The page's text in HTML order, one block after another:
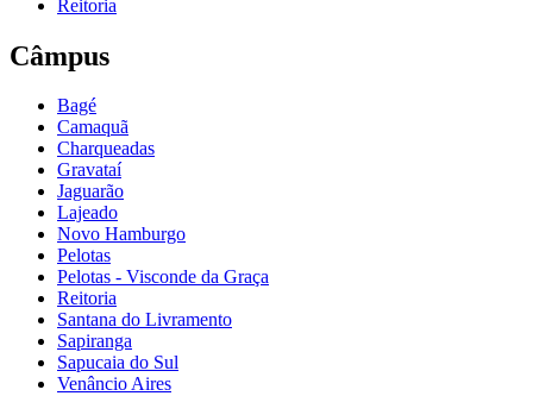
Reitoria
Câmpus
Bagé
Camaquã
Charqueadas
Gravataí
Jaguarão
Lajeado
Novo Hamburgo
Pelotas
Pelotas - Visconde da Graça
Reitoria
Santana do Livramento
Sapiranga
Sapucaia do Sul
Venâncio Aires